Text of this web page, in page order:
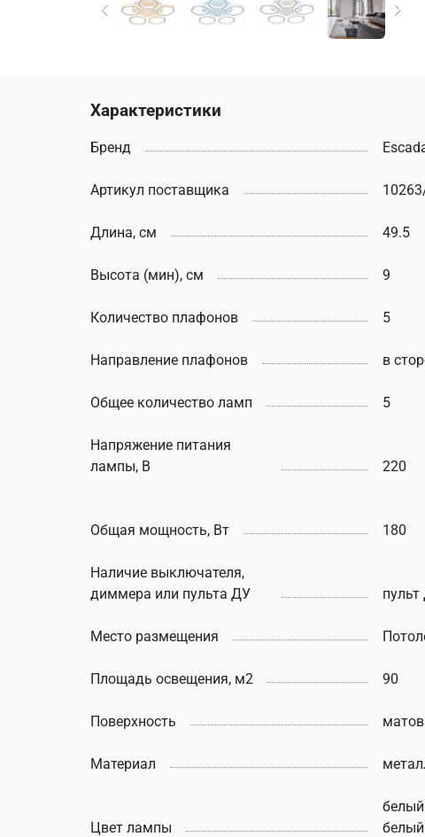
Характеристики
Бренд
Артикул поставщика
Длина, см 49.5
Высота (мин), см 9
Количество плафонов 5
Направление плафонов в
Общее количество ламп 5
Напряжение питания
лампы, В
220
Общая мощность, Вт 180
Наличие выключателя,
диммера или пульта ДУ
Место размещения
Площадь освещения, м2 90
Поверхность
Материал
Цвет лампы